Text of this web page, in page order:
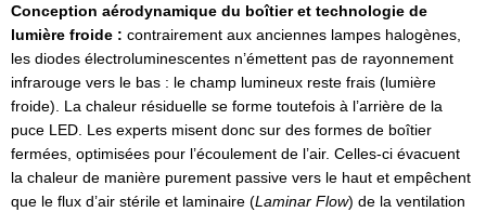
Conception aérodynamique du boîtier et technologie de
lumière froide : contrairement aux anciennes lampes halogènes,
les diodes électroluminescentes n’émettent pas de rayonnement
infrarouge vers le bas : le champ lumineux reste frais (lumière
froide). La chaleur résiduelle se forme toutefois à l’arrière de la
puce LED. Les experts misent donc sur des formes de boîtier
fermées, optimisées pour l’écoulement de l’air. Celles-ci évacuent
la chaleur de manière purement passive vers le haut et empêchent
que le flux d’air stérile et laminaire (Laminar Flow) de la ventilation